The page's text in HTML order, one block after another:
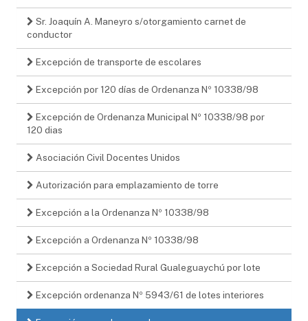
Sr. Joaquín A. Maneyro s/otorgamiento carnet de
conductor
Excepción de transporte de escolares
Excepción por 120 días de Ordenanza Nº 10338/98
Excepción de Ordenanza Municipal Nº 10338/98 por
120 dias
Asociación Civil Docentes Unidos
Autorización para emplazamiento de torre
Excepción a la Ordenanza Nº 10338/98
Excepción a Ordenanza Nº 10338/98
Excepción a Sociedad Rural Gualeguaychú por lote
Excepción ordenanza Nº 5943/61 de lotes interiores